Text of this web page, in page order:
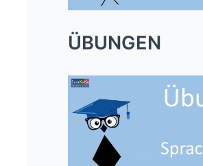
ÜBUNGEN